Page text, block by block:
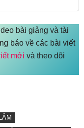
bài giảng và tài
báo về các bài viết
mới và theo dõi